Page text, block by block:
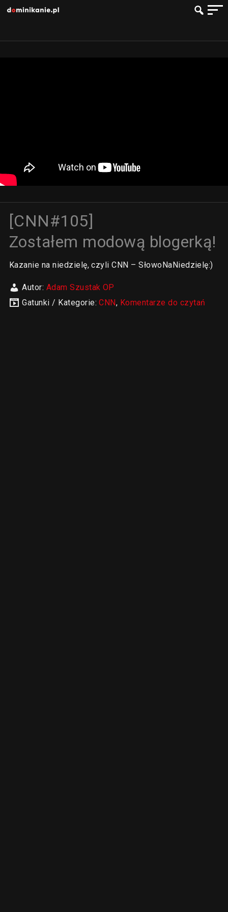
[CNN#105]
Zostałem modową blogerką!
Kazanie na niedzielę, czyli CNN – SłowoNaNiedzielę:)
Autor: Adam Szustak OP
Gatunki / Kategorie:CNN, Komentarze do czytań